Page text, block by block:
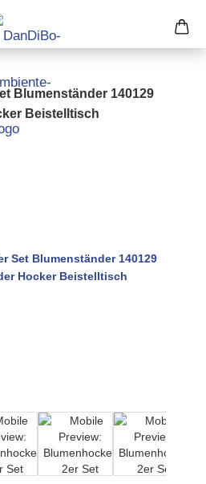
Blumenständer 140129
Beistelltisch